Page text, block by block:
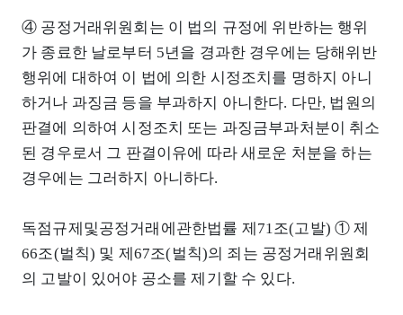
④ 공정거래위원회는 이 법의 규정에 위반하는 행위
가 종료한 날로부터 5년을 경과한 경우에는 당해위반
행위에 대하여 이 법에 의한 시정조치를 명하지 아니
하거나 과징금 등을 부과하지 아니한다. 다만, 법원의
판결에 의하여 시정조치 또는 과징금부과처분이 취소
된 경우로서 그 판결이유에 따라 새로운 처분을 하는
경우에는 그러하지 아니하다.
독점규제및공정거래에관한법률 제71조(고발) ① 제
66조(벌칙) 및 제67조(벌칙)의 죄는 공정거래위원회
의 고발이 있어야 공소를 제기할 수 있다.